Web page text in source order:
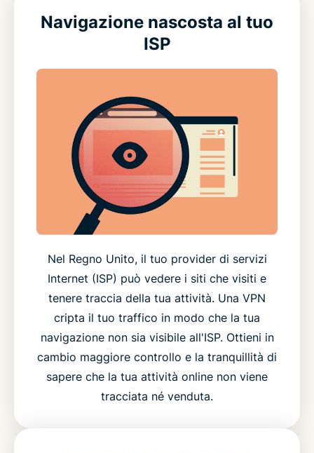
Navigazione nascosta al tuo
ISP
Nel Regno Unito, il tuo provider di servizi
Internet (ISP) può vedere i siti che visiti e
tenere traccia della tua attività. Una VPN
cripta il tuo traffico in modo che la tua
navigazione non sia visibile all'ISP. Ottieni in
cambio maggiore controllo e la tranquillità di
sapere che la tua attività online non viene
tracciata né venduta.